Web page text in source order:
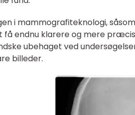
i mammografiteknologi,
få endnu klarere og mere
ubehaget ved
billeder.